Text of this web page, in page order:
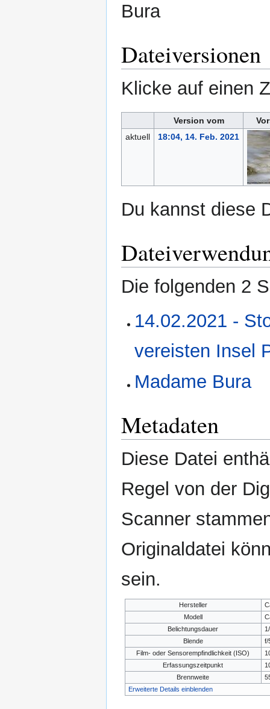
Bura
Dateiversionen
Klicke auf einen
Version vom
aktuell
18:04, 14. Feb. 2021
Du kannst diese
Die folgenden 2
14.02.2021 -
vereisten Insel
Madame Bura
Metadaten
Diese Datei
Regel von der
Scanner
Originaldatei
sein.
Hersteller
Modell
Belichtungsdauer
Blende
f/
Film- oder Sensorempfindlichkeit (ISO)
Erfassungszeitpunkt
Brennweite
Erweiterte Details einblenden